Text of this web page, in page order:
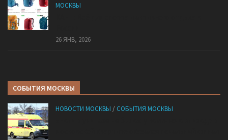
МОСКВЫ
26 ЯНВ, 2026
СОБЫТИЯ МОСКВЫ
НОВОСТИ МОСКВЫ / СОБЫТИЯ МОСКВЫ